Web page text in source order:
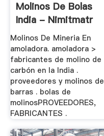
Molinos De Bolas
India - Nimitmatr
Molinos De Mineria En
amoladora. amoladora >
fabricantes de molino de
carbón en la India .
proveedores y molinos de
barras . bolas de
molinosPROVEEDORES,
FABRICANTES .